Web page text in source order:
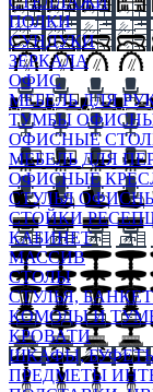
ПОЛКИ
СУНДУКИ
ЗЕРКАЛА
ОФИС
МЕБЕЛЬ ДЛЯ
ТУМБЫ
ОФИСНЫЕ
МЕБЕЛЬ ДЛЯ
ОФИСНЫЕ
СТУЛЬЯ
СТОЙКИ
КАБИНЕТ
МАССИВ
СТОЛЫ
СТУЛЬЯ,
КОМОДЫ И
КРОВАТИ
ШКАФЫ,
ПРЕДМЕТЫ